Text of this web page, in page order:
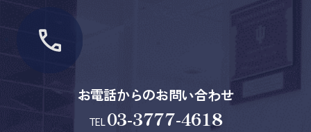
お電話からのお問い合わせ
TEL03-3777-4618